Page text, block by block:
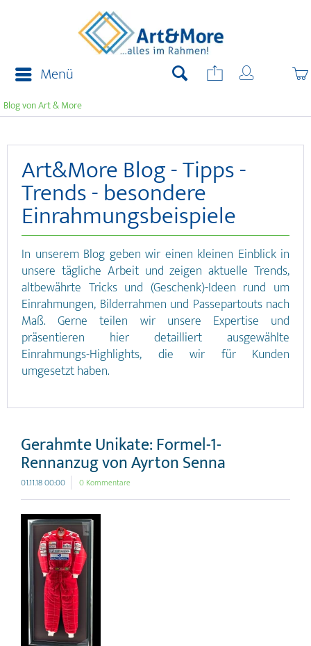
Menü
Blog von Art & More
Art&More Blog - Tipps -
Trends - besondere
Einrahmungsbeispiele
In unserem Blog geben wir einen kleinen Einblick in
unsere tägliche Arbeit und zeigen aktuelle Trends,
altbewährte Tricks und (Geschenk)-Ideen rund um
Einrahmungen, Bilderrahmen und Passepartouts nach
Maß. Gerne teilen wir unsere Expertise und
präsentieren hier detailliert ausgewählte
Einrahmungs-Highlights, die wir für Kunden
umgesetzt haben.
Gerahmte Unikate: Formel-1-
Rennanzug von Ayrton Senna
01.11.18 00:00 0 Kommentare